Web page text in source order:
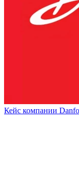
Кейс компании